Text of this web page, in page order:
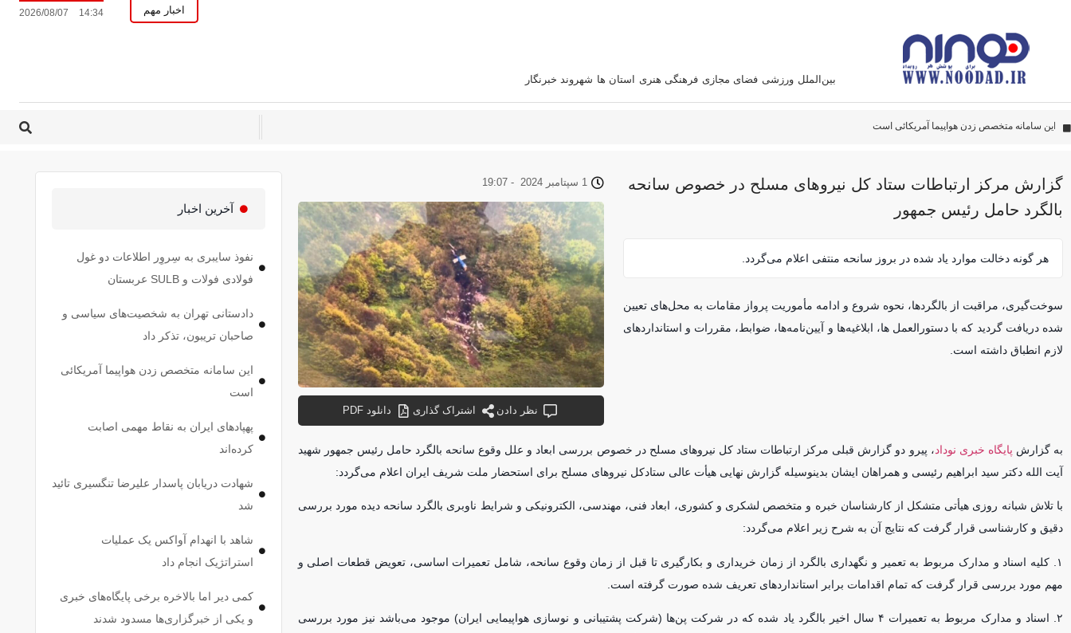
اخبار مهم 14:34
2026/08/07
بین‌الملل ورزشی فضای مجازی فرهنگی هنری استان‌ ها شهروند خبرنگار
این سامانه متخصص زدن هواپیما آمریکائی است
پهپاد‌های ایران به نقاط مهمی اصابت کرده‌اند
گزارش مرکز ارتباطات ستاد کل نیرو‌های مسلح در خصوص سانحه
بالگرد حامل رئیس جمهور
هر گونه دخالت موارد یاد شده در بروز سانحه منتفی اعلام می‌گردد.
سوخت‌‎گیری، مراقبت از بالگردها، نحوه شروع و ادامه مأموریت پرواز مقامات به محل‌های تعیین
شده دریافت گردید که با دستورالعمل ها، ابلاغیه‌ها و آیین‌نامه‌ها، ضوابط، مقررات و استاندارد‌های
لازم انطباق داشته است.
1 سپتامبر 2024 -
19:07
نظر دادن اشتراک گذاری دانلود PDF
به گزارش پایگاه خبری نوداد، پیرو دو گزارش قبلی مرکز ارتباطات ستاد کل نیرو‌های مسلح در خصوص بررسی ابعاد و علل وقوع سانحه بالگرد حامل رئیس جمهور شهید
آیت الله دکتر سید ابراهیم رئیسی و همراهان ایشان بدینوسیله گزارش نهایی هیأت عالی ستادکل نیرو‌های مسلح برای استحضار ملت شریف ایران اعلام می‌گردد:
با تلاش شبانه روزی هیأتی متشکل از کارشناسان خبره و متخصص لشکری و کشوری، ابعاد فنی، مهندسی، الکترونیکی و شرایط ناوبری بالگرد سانحه دیده مورد بررسی
دقیق و کارشناسی قرار گرفت که نتایج آن به شرح زیر اعلام می‌گردد:
۱. کلیه اسناد و مدارک مربوط به تعمیر و نگهداری بالگرد از زمان خریداری و بکارگیری تا قبل از زمان وقوع سانحه، شامل تعمیرات اساسی، تعویض قطعات اصلی و
مهم مورد بررسی قرار گرفت که تمام اقدامات برابر استاندارد‌های تعریف شده صورت گرفته است.
۲. اسناد و مدارک مربوط به تعمیرات ۴ سال اخیر بالگرد یاد شده که در شرکت پن‌ها (شرکت پشتیبانی و نوسازی هواپیمایی ایران) موجود می‌باشد نیز مورد بررسی
آخرین اخبار
نفوذ سایبری به سِروِر اطلاعات دو غول
فولادی فولات و SULB عربستان
دادستانی تهران به شخصیت‌های سیاسی و
صاحبان تریبون، تذکر داد
این سامانه متخصص زدن هواپیما آمریکائی
است
پهپاد‌های ایران به نقاط مهمی اصابت
کرده‌اند
شهادت دریابان پاسدار علیرضا تنگسیری تائید
شد
شاهد با انهدام آواکس یک عملیات
استراتژیک انجام داد
کمی دیر اما بالاخره برخی پایگاه‌های خبری
و یکی از خبرگزاری‌ها مسدود شدند